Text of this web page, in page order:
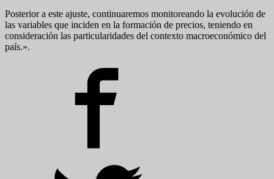
Posterior a este ajuste, continuaremos monitoreando la evolución de
las variables que inciden en la formación de precios, teniendo en
consideración las particularidades del contexto macroeconómico del
país.».